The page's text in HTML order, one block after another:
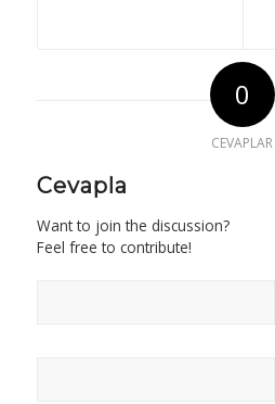
0
CEVAPLAR
Cevapla
Want to join the discussion?
Feel free to contribute!